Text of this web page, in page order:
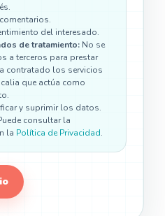
del interesado.
de tratamiento: No se
a terceros para prestar
contratado los servicios
que actúa como
y suprimir los datos.
consultar la
la Política de Privacidad.